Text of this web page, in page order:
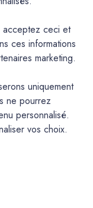
:
couche
acceptez ceci et
ces informations
marketing.
uniquement
ne pourrez
personnalisé.
vos choix.